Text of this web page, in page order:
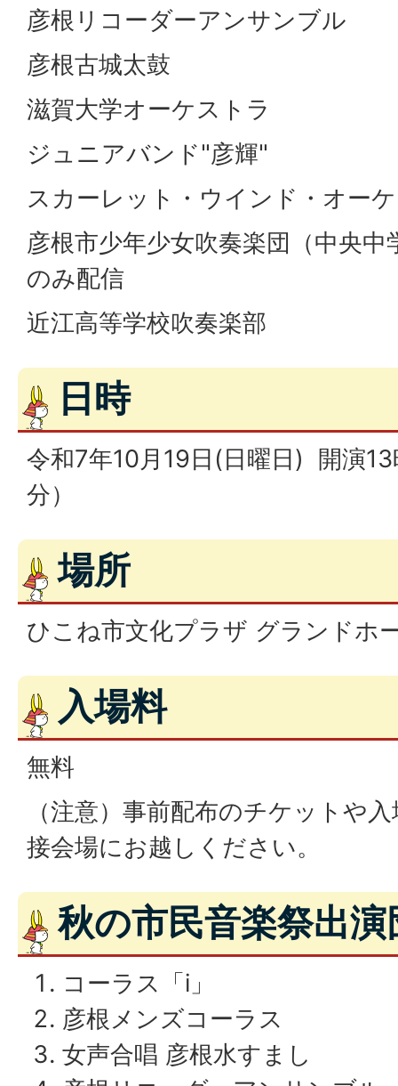
彦根リコーダーアンサンブル
彦根古城太鼓
滋賀大学オーケストラ
ジュニアバンド"彦輝"
スカーレット・ウインド・オー
彦根市少年少女吹奏楽団（中央
のみ配信
近江高等学校吹奏楽部
日時
令和7年10月19日(日曜日) 開演
分）
場所
ひこね市文化プラザ グランドホ
入場料
無料
（注意）事前配布のチケットや
接会場にお越しください。
秋の市民音楽祭出演
コーラス「i」
彦根メンズコーラス
女声合唱 彦根水すまし